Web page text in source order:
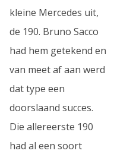
kleine Mercedes uit,
de 190. Bruno Sacco
had hem getekend en
van meet af aan werd
dat type een
doorslaand succes.
Die allereerste 190
had al een soort